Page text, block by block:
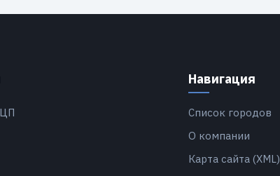
Навигация
Список городов
О компании
Карта сайта (XML)